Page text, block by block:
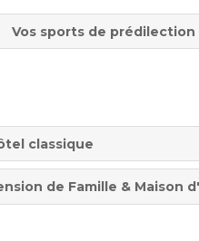
Vos sports de prédilection
classique
de Famille & Maison